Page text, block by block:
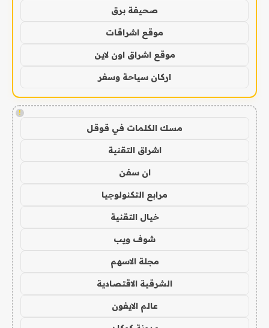
صحيفة برق
موقع اشراقات
موقع اشراق اون لاين
اركان سياحة وسفر
!
مسك الكلمات في قوقل
اشراق التقنية
ان سفن
مرابع التكنولوجيا
خيال التقنية
شوف ويب
مجلة الاسهم
الشرقية الاقتصادية
عالم الايفون